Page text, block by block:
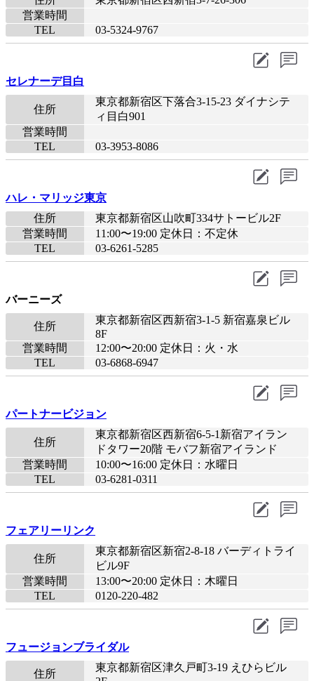
営業時間
TEL
03-5324-9767
セレナーデ目白
住所
東京都新宿区下落合3-15-23 ダイナシテ
ィ目白901
営業時間
TEL
03-3953-8086
ハレ・マリッジ東京
住所
東京都新宿区山吹町334サトービル2F
営業時間
11:00〜19:00 定休日：不定休
TEL
03-6261-5285
バーニーズ
住所
東京都新宿区西新宿3-1-5 新宿嘉泉ビル
8F
営業時間
12:00〜20:00 定休日：火・水
TEL
03-6868-6947
パートナービジョン
住所
東京都新宿区西新宿6-5-1新宿アイラン
ドタワー20階 モバフ新宿アイランド
営業時間
10:00〜16:00 定休日：水曜日
TEL
03-6281-0311
フェアリーリンク
住所
東京都新宿区新宿2-8-18 バーディトライ
ビル9F
営業時間
13:00〜20:00 定休日：木曜日
TEL
0120-220-482
フュージョンブライダル
住所
東京都新宿区津久戸町3-19 えひらビル